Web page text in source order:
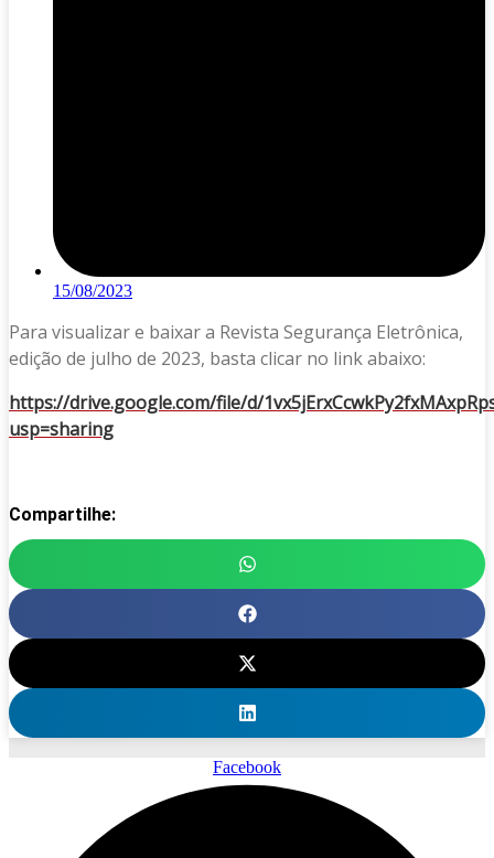
15/08/2023
Para visualizar e baixar a Revista Segurança Eletrônica,
edição de julho de 2023, basta clicar no link abaixo:
https://drive.google.com/file/d/
usp=sharing
Compartilhe:
Facebook